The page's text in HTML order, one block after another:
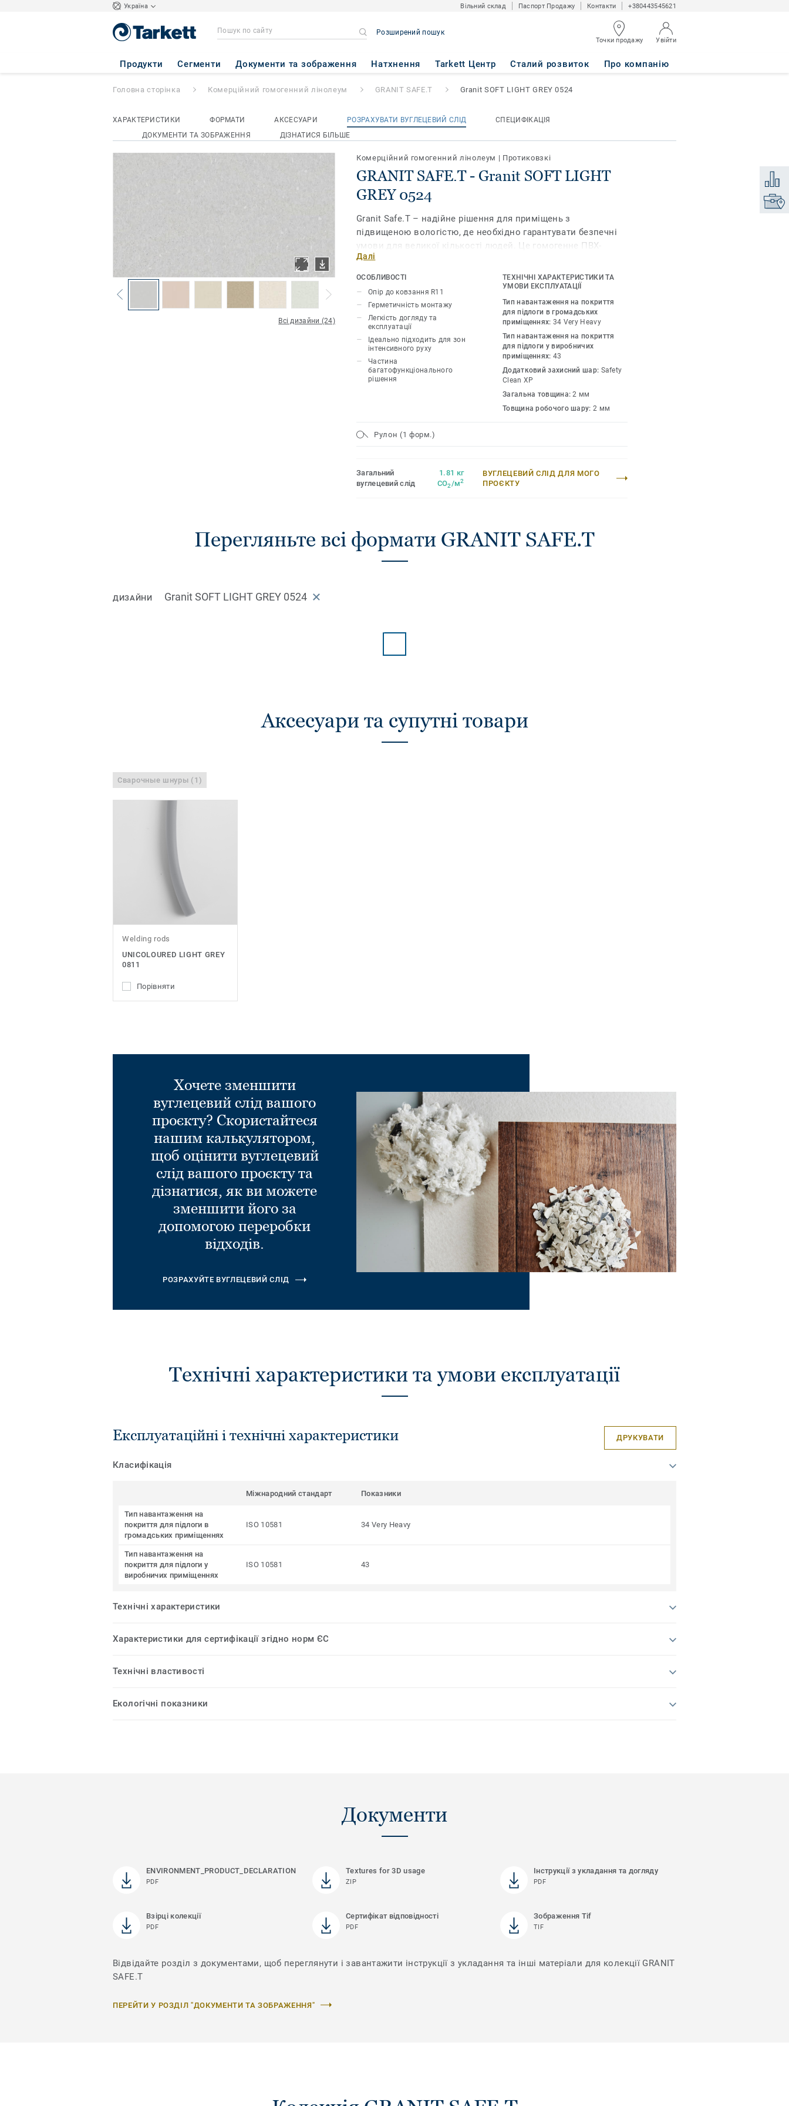
Україна Вільний склад Паспорт Продажу Контакти +380443545621
Розширений пошук
Точки продажу Увійти
Продукти Сегменти Документи та зображення Натхнення Tarkett Центр Сталий розвиток Про компанію
GRANIT SAFE.T - Granit SOFT LIGHT GREY 0524
Головна сторінка Комерційний гомогенний лінолеум GRANIT SAFE.T Granit SOFT LIGHT GREY 0524
ХАРАКТЕРИСТИКИ ФОРМАТИ АКСЕСУАРИ РОЗРАХУВАТИ ВУГЛЕЦЕВИЙ СЛІД
СПЕЦИФІКАЦІЯ
ДОКУМЕНТИ ТА ЗОБРАЖЕННЯ
ДІЗНАТИСЯ БІЛЬШЕ
Всі дизайни (24)
Комерційний гомогенний лінолеум | Протиковзкі
GRANIT SAFE.T - Granit SOFT LIGHT
GREY 0524
Granit Safe.T – надійне рішення для приміщень з
підвищеною вологістю, де необхідно гарантувати безпечні
умови для великої кількості людей. Це гомогенне ПВХ-
покриття не дозволить людині послизнутися, навіть у
калюжах води та мила. Кожне покриття обробляється
спеціальним захисним шаром Safe.T Clean XP, яке робить
його стійким до утворення плям і полегшує прибирання та
догляд. Палітра із 16 кольорів поєднується з іншими
продуктами та аксесуарами родини iQ Granit.
Далі
ОСОБЛИВОСТІ
Опір до ковзання R11
Герметичність монтажу
Легкість догляду та
експлуатації
Ідеально підходить для зон
інтенсивного руху
Частина
багатофункціонального
рішення
ТЕХНІЧНІ ХАРАКТЕРИСТИКИ ТА
УМОВИ ЕКСПЛУАТАЦІЇ
Тип навантаження на покриття
для підлоги в громадських
приміщеннях: 34 Very Heavy
Тип навантаження на покриття
для підлоги у виробничих
приміщеннях: 43
Додатковий захисний шар: Safety
Clean XP
Загальна товщина:2 мм
Товщина робочого шару: 2 мм
Рулон (1 форм.)
Загальний
вуглецевий слід
1.81 кг
CO2/м2
ВУГЛЕЦЕВИЙ СЛІД ДЛЯ МОГО
ПРОЄКТУ
Перегляньте всі формати GRANIT SAFE.T
ДИЗАЙНИ Granit SOFT LIGHT GREY 0524
Аксесуари та супутні товари
Сварочные шнуры (1)
Welding rods
UNICOLOURED LIGHT GREY
0811
Порівняти
Хочете зменшити
вуглецевий слід вашого
проєкту? Скористайтеся
нашим калькулятором,
щоб оцінити вуглецевий
слід вашого проєкту та
дізнатися, як ви можете
зменшити його за
допомогою переробки
відходів.
РОЗРАХУЙТЕ ВУГЛЕЦЕВИЙ СЛІД
Технічні характеристики та умови експлуатації
Експлуатаційні і технічні характеристики ДРУКУВАТИ
Класифікація
Міжнародний стандарт Показники
Тип навантаження на
покриття для підлоги в
громадських приміщеннях
ISO 10581 34 Very Heavy
Тип навантаження на
покриття для підлоги у
виробничих приміщеннях
ISO 10581 43
Технічні характеристики
Характеристики для сертифікації згідно норм ЄС
Технічні властивості
Екологічні показники
Документи
ENVIRONMENT_PRODUCT_DECLARATION
PDF
Textures for 3D usage
ZIP
Інструкції з укладання та догляду
PDF
Взірці колекції
PDF
Сертифікат відповідності
PDF
Зображення Tif
TIF
Відвідайте розділ з документами, щоб переглянути і завантажити інструкції з укладання та інші матеріали для колекції GRANIT
SAFE.T
ПЕРЕЙТИ У РОЗДІЛ "ДОКУМЕНТИ ТА ЗОБРАЖЕННЯ"